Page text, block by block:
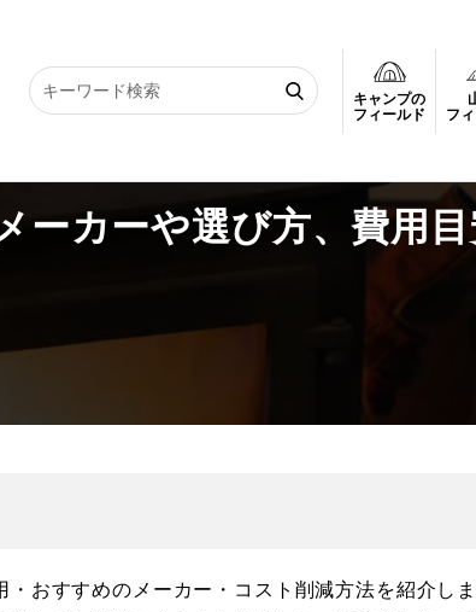
キャンプの
フィールド
フ
ーや選び方、費用目安についても解説
ーカーや選び方、費用
おすすめのメーカー・コスト削減方法を紹介し